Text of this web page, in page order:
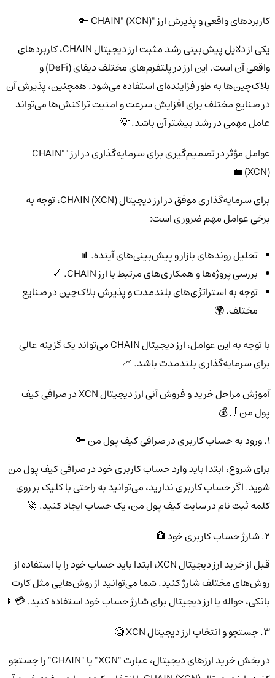
کاربردهای واقعی و پذیرش ارز "CHAIN" (XCN) 🔑
یکی از دلایل پیش‌بینی رشد مثبت ارز دیجیتال CHAIN، کاربردهای
واقعی آن است. این ارز در پلتفرم‌های مختلف دیفای (DeFi) و
بلاک‌چین‌ها به طور فزاینده‌ای استفاده می‌شود. همچنین، پذیرش آن
در صنایع مختلف برای افزایش سرعت و امنیت تراکنش‌ها می‌تواند
عامل مهمی در رشد بیشتر آن باشد. 💡
عوامل مؤثر در تصمیم‌گیری برای سرمایه‌گذاری در ارز "CHAIN"
(XCN) 💼
برای سرمایه‌گذاری موفق در ارز دیجیتال CHAIN (XCN)، توجه به
برخی عوامل مهم ضروری است:
تحلیل روندهای بازار و پیش‌بینی‌های آینده. 📊
بررسی پروژه‌ها و همکاری‌های مرتبط با ارز CHAIN. 🔗
توجه به استراتژی‌های بلندمدت و پذیرش بلاک‌چین در صنایع
مختلف. 🌍
با توجه به این عوامل، ارز دیجیتال CHAIN می‌تواند یک گزینه عالی
برای سرمایه‌گذاری بلندمدت باشد. 📈
آموزش مراحل خرید و فروش آنی ارز دیجیتال XCN در صرافی کیف
پول من 🛒💰
برای شروع، ابتدا باید وارد حساب کاربری خود در صرافی کیف پول من
شوید. اگر حساب کاربری ندارید، می‌توانید به راحتی با کلیک بر روی
کلمه ثبت نام در سایت کیف پول من، یک حساب ایجاد کنید. 🚀
قبل از خرید ارز دیجیتال XCN، ابتدا باید حساب خود را با استفاده از
روش‌های مختلف شارژ کنید. شما می‌توانید از روش‌هایی مثل کارت
بانکی، حواله یا ارز دیجیتال برای شارژ حساب خود استفاده کنید. 💳💵
3. جستجو و انتخاب ارز دیجیتال XCN 🧐
در بخش خرید ارزهای دیجیتال، عبارت "XCN" یا "CHAIN" را جستجو